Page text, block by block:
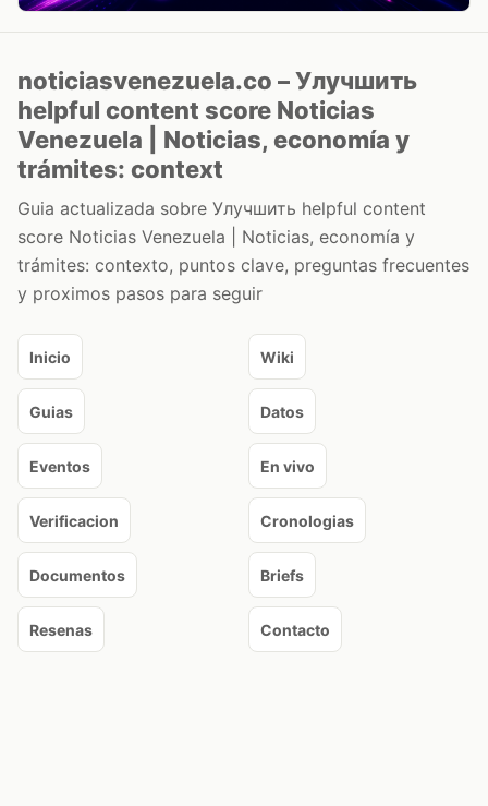
noticiasvenezuela.co – Улучшить
helpful content score Noticias
Venezuela | Noticias, economía y
trámites: context
Guia actualizada sobre Улучшить helpful content
score Noticias Venezuela | Noticias, economía y
trámites: contexto, puntos clave, preguntas frecuentes
y proximos pasos para seguir
Inicio Wiki
Guias Datos
Eventos En vivo
Verificacion Cronologias
Documentos Briefs
Resenas Contacto